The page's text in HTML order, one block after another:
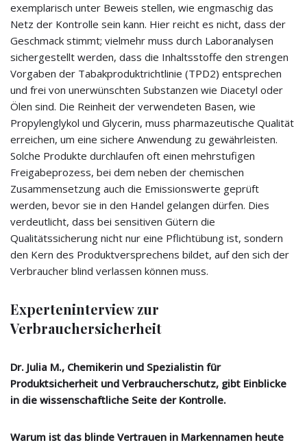
exemplarisch unter Beweis stellen, wie engmaschig das
Netz der Kontrolle sein kann. Hier reicht es nicht, dass der
Geschmack stimmt; vielmehr muss durch Laboranalysen
sichergestellt werden, dass die Inhaltsstoffe den strengen
Vorgaben der Tabakproduktrichtlinie (TPD2) entsprechen
und frei von unerwünschten Substanzen wie Diacetyl oder
Ölen sind. Die Reinheit der verwendeten Basen, wie
Propylenglykol und Glycerin, muss pharmazeutische Qualität
erreichen, um eine sichere Anwendung zu gewährleisten.
Solche Produkte durchlaufen oft einen mehrstufigen
Freigabeprozess, bei dem neben der chemischen
Zusammensetzung auch die Emissionswerte geprüft
werden, bevor sie in den Handel gelangen dürfen. Dies
verdeutlicht, dass bei sensitiven Gütern die
Qualitätssicherung nicht nur eine Pflichtübung ist, sondern
den Kern des Produktversprechens bildet, auf den sich der
Verbraucher blind verlassen können muss.
Experteninterview zur
Verbrauchersicherheit
Dr. Julia M., Chemikerin und Spezialistin für
Produktsicherheit und Verbraucherschutz, gibt Einblicke
in die wissenschaftliche Seite der Kontrolle.
Warum ist das blinde Vertrauen in Markennamen heute